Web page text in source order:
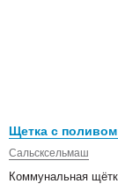
Щетка с
Сальсксельмаш
Коммунальная